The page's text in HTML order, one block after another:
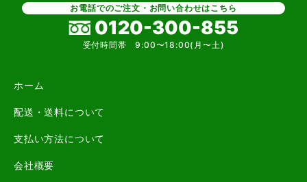
こがね散
お電話でのご注文・お問い合わせはこちら
0120-300-855
受付時間帯 9:00〜18:00(月〜土)
ホーム
配送・送料について
支払い方法について
会社概要